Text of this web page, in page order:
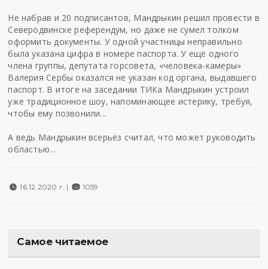
Не набрав и 20 подписантов, Мандрыкин решил провести в
Северодвинске референдум, но даже не сумел толком
оформить документы. У одной участницы неправильно
была указана цифра в номере паспорта. У ещё одного
члена группы, депутата горсовета, «человека-камеры»
Валерия Сербы оказался не указан код органа, выдавшего
паспорт. В итоге на заседании ТИКа Мандрыкин устроил
уже традиционное шоу, напоминающее истерику, требуя,
чтобы ему позвонили...
А ведь Мандрыкин всерьёз считал, что может руководить
областью...
16.12.2020 г. | 1059
Самое читаемое